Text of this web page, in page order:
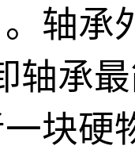
轴承
轴承
块硬